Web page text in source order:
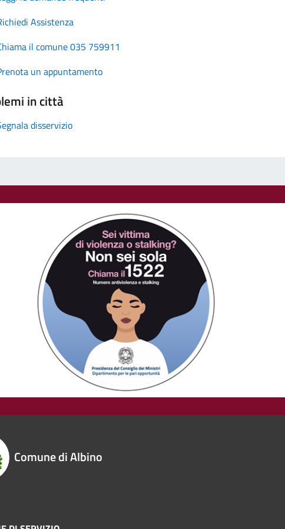
Assistenza
il comune 035 759911
un appuntamento
in città
disservizio
Comune di Albino